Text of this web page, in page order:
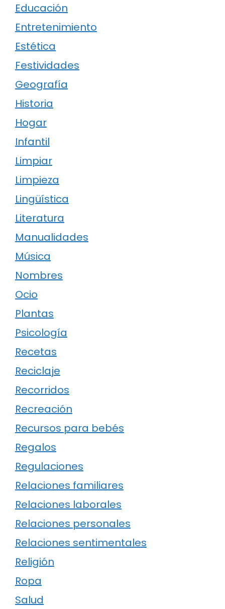
Educación
Entretenimiento
Estética
Festividades
Geografía
Historia
Hogar
Infantil
Limpiar
Limpieza
Lingüística
Literatura
Manualidades
Música
Nombres
Ocio
Plantas
Psicología
Recetas
Reciclaje
Recorridos
Recreación
Recursos para bebés
Regalos
Regulaciones
Relaciones familiares
Relaciones laborales
Relaciones personales
Relaciones sentimentales
Religión
Ropa
Salud